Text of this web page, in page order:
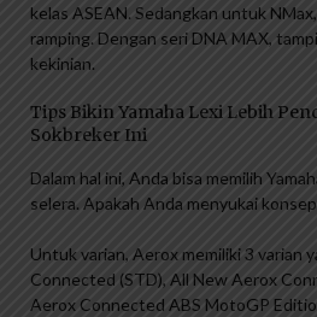
kelas ASEAN. Sedangkan untuk
ramping. Dengan seri DNA MAX,
kekinian.
Tips Bikin Yamaha Lexi Lebih
Sokbreker Ini
Dalam hal ini, Anda bisa memilih
selera. Apakah Anda menyukai
Untuk varian, Aerox memiliki 3 varian
Connected (STD), All New Aerox
Aerox Connected ABS MotoGP